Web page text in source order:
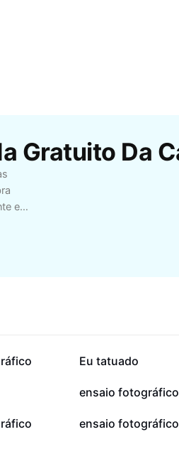
e
469,4 mil
Eu tatuado
94,7 mil
ensaio fotográfico
32,8 mil
ensaio fotográfico